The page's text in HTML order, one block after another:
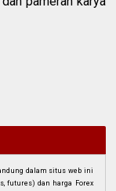
dalam situs web ini
futures) dan harga Forex